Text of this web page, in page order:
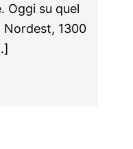
Oggi su quel
Nordest, 1300